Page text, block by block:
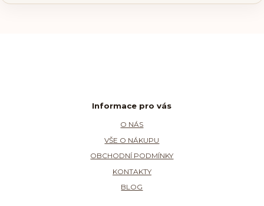
Informace pro vás
O NÁS
VŠE O NÁKUPU
OBCHODNÍ PODMÍNKY
KONTAKTY
BLOG